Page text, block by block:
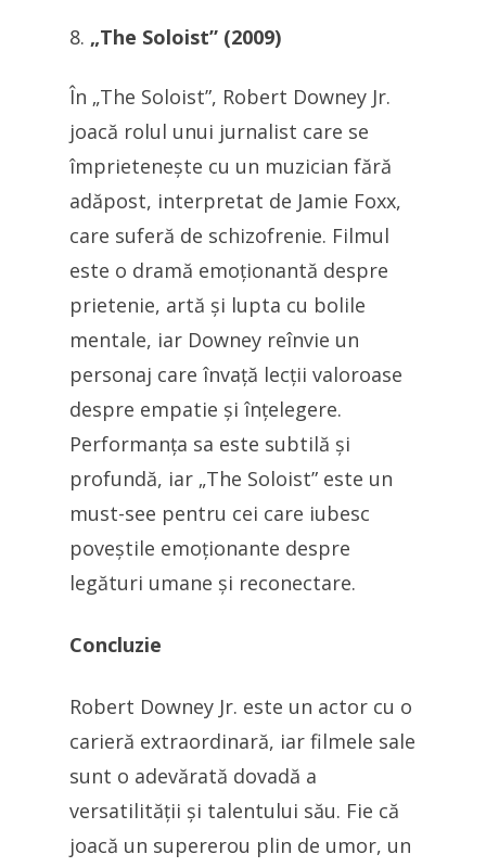
„The Soloist” (2009)
În „The Soloist”, Robert Downey Jr.
joacă rolul unui jurnalist care se
împrietenește cu un muzician fără
adăpost, interpretat de Jamie Foxx,
care suferă de schizofrenie. Filmul
este o dramă emoționantă despre
prietenie, artă și lupta cu bolile
mentale, iar Downey reînvie un
personaj care învață lecții valoroase
despre empatie și înțelegere.
Performanța sa este subtilă și
profundă, iar „The Soloist” este un
must-see pentru cei care iubesc
poveștile emoționante despre
legături umane și reconectare.
Concluzie
Robert Downey Jr. este un actor cu o
carieră extraordinară, iar filmele sale
sunt o adevărată dovadă a
versatilității și talentului său. Fie că
joacă un supererou plin de umor, un